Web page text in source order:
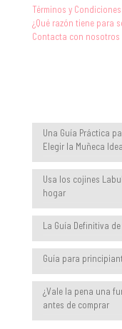
Términos y
¿Qué razón tiene para
Contacta con nosotros
Una Guía Práctica
Elegir la Muñeca
Usa los cojines
hogar
La Guía Definitiva
Guía para
¿Vale la pena una
antes de comprar